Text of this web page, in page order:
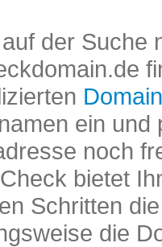
der Suche
ein und
noch
bietet
Schritten
die